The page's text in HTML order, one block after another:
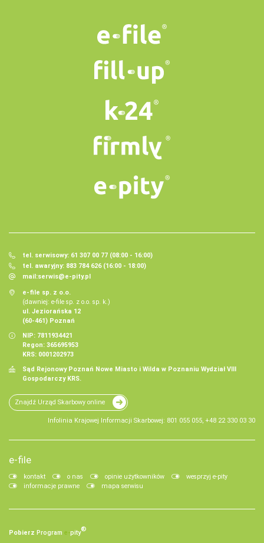
tel. serwisowy: 61 307 00 77 (08:00 - 16:00)
tel. awaryjny: 883 784 626 (16:00 - 18:00)
mail:serwis@e-pity.pl
e-file sp. z o.o.
(dawniej: e-file sp. z o.o. sp. k.)
ul. Jeziorańska 12
(60-461) Poznań
NIP: 7811934421
Regon: 365695953
KRS: 0001202973
Sąd Rejonowy Poznań Nowe Miasto i Wilda w Poznaniu Wydział VIII
Gospodarczy KRS.
Znajdź Urząd Skarbowy online
Infolinia Krajowej Informacji Skarbowej: 801 055 055, +48 22 330 03 30
e-file
kontakt o nas opinie użytkowników
wesprzyj e-pity
informacje prawne
mapa serwisu
Pobierz Program e‑pity®